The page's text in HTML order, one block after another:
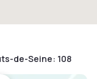
de-Seine: 108